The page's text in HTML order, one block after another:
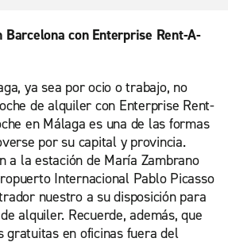
con Enterprise Rent-A-
ya sea por ocio o trabajo, no
de alquiler con Enterprise Rent-
en Málaga es una de las formas
por su capital y provincia.
a la estación de María Zambrano
Internacional Pablo Picasso
nuestro a su disposición para
alquiler. Recuerde, además, que
gratuitas en oficinas fuera del